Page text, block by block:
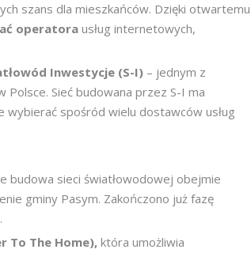
szans dla mieszkańców. Dzięki otwartemu
operatorausług internetowych,
Inwestycje (S-I) – jednym z
Sieć budowana przez S-I ma
spośród wielu dostawców usług
budowa sieci światłowodowej obejmie
gminy Pasym. Zakończono już fazę
To The Home),która umożliwia